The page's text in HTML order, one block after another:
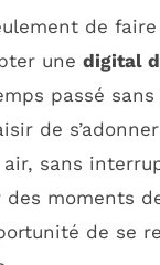
de
une digital
passé
de
sans
moments
de se